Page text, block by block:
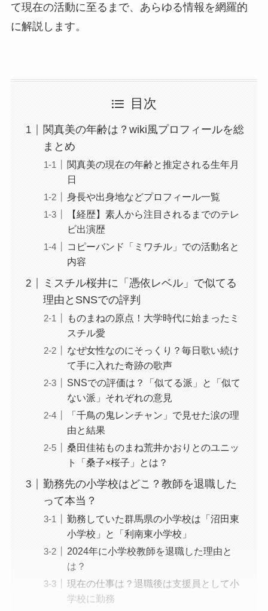
て現在の活動に至るまで、あらゆる情報を網羅的
に解説します。
目次
関真美の年齢は？wiki風プロフィールを総
まとめ
関真美の現在の年齢と推定される生年月
日
身長や出身地などプロフィール一覧
【経歴】素人から注目されるまでのテレ
ビ出演歴
コピーバンド「ミワチル」での活動名と
内容
ミスチル桜井に「憑依レベル」で似てる
理由とSNSでの評判
ものまねの原点！大学時代に始まったミ
スチル愛
なぜ女性なのにそっくり？毎日歌い続け
て手に入れた奇跡の歌声
SNSでの評価は？「似てる派」と「似て
ない派」それぞれの意見
「千鳥の鬼レンチャン」で見せた涙の理
由と結果
桑田佳祐ものまね荒井かおりとのユニッ
ト「桑子×桜子」とは？
勤務先の小学校はどこ？教師を退職した
って本当？
勤務していた群馬県の小学校は「沼田東
小学校」と「利南東小学校」
2024年に小学校教師を退職した理由と
は？
現在の仕事は？退職後は支援員として小
学校に勤務